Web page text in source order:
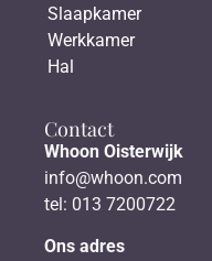
Slaapkamer
Werkkamer
Hal
Contact
Whoon Oisterwijk
info@whoon.com
tel: 013 7200722
Ons adres